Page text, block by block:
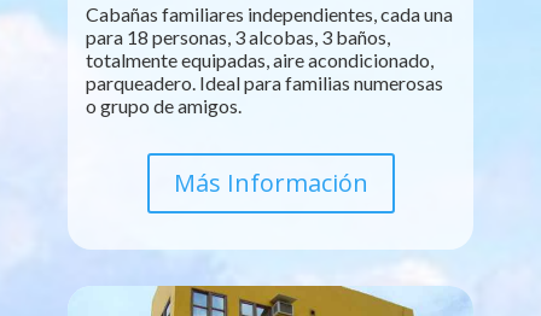
Cabañas familiares independientes, cada una
para 18 personas, 3 alcobas, 3 baños,
totalmente equipadas, aire acondicionado,
parqueadero. Ideal para familias numerosas
o grupo de amigos.
Más Información